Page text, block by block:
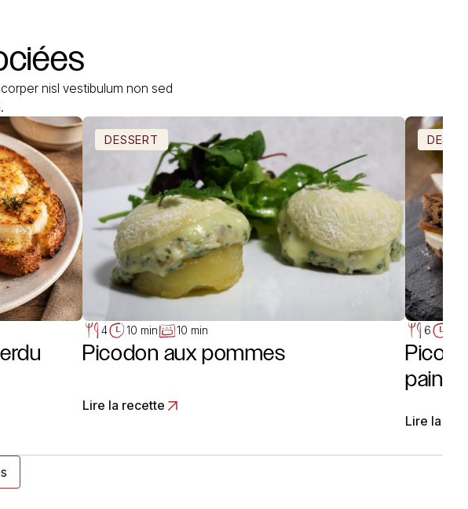
nisl vestibulum non sed
DESSERT
4 10 min 10 min
Picodon aux pommes
Lire la recette
6
pains
Lire la